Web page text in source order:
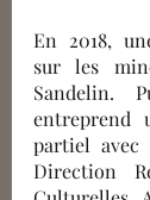
En 2018,
sur les
Sandelin.
entreprend
partiel avec
Direction